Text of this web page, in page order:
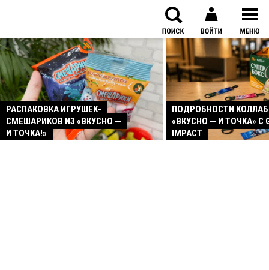
РАСПАКОВКА ИГРУШЕК-
СМЕШАРИКОВ ИЗ «ВКУСНО —
И ТОЧКА!»
ПОДРОБНОСТИ
«ВКУСНО — И ТОЧКА» С
IMPACT